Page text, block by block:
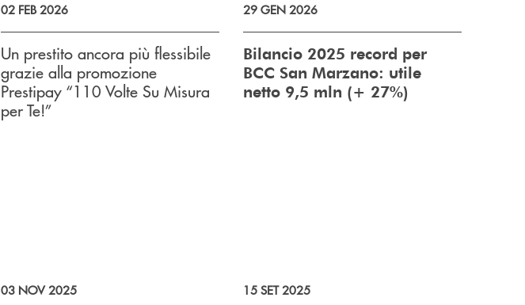
02 FEB 2026
Un prestito ancora più flessibile
grazie alla promozione
Prestipay “110 Volte Su Misura
per Te!”
29 GEN 2026
Bilancio 2025 record per
BCC San Marzano: utile
netto 9,5 mln (+ 27%)
03 NOV 2025 15 SET 2025